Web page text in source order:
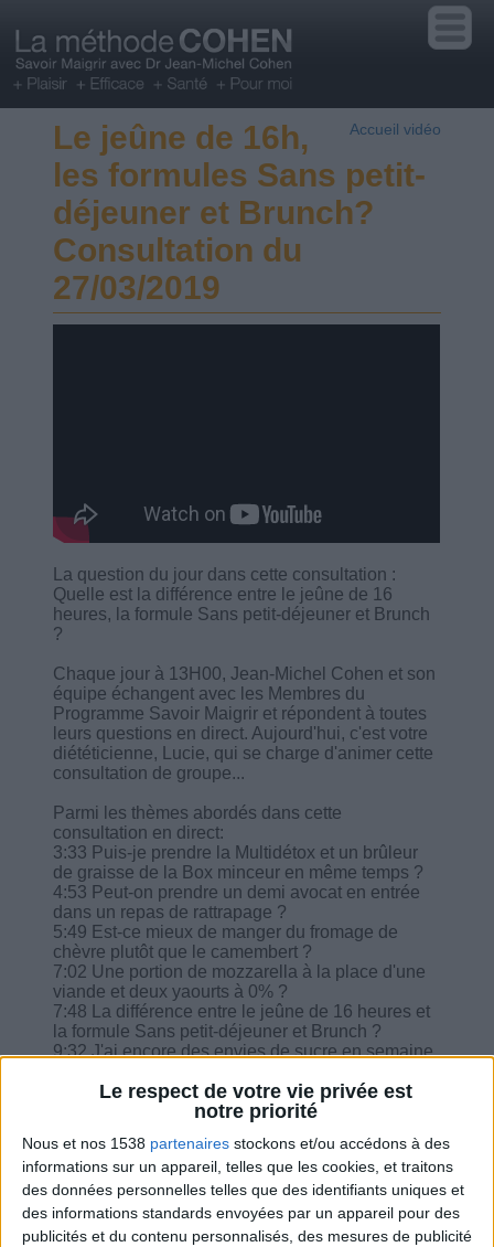
Le respect de votre vie privée est
notre priorité
Nous et nos 1538 partenaires stockons et/ou accédons à des
informations sur un appareil, telles que les cookies, et traitons
des données personnelles telles que des identifiants uniques et
des informations standards envoyées par un appareil pour des
publicités et du contenu personnalisés, des mesures de publicité
Accueil vidéo
Le jeûne de 16h,
les formules Sans petit-
déjeuner et Brunch?
Consultation du
27/03/2019
La question du jour dans cette consultation :
Quelle est la différence entre le jeûne de 16
heures, la formule Sans petit-déjeuner et Brunch
?
Chaque jour à 13H00, Jean-Michel Cohen et son
équipe échangent avec les Membres du
Programme Savoir Maigrir et répondent à toutes
leurs questions en direct. Aujourd'hui, c'est votre
diététicienne, Lucie, qui se charge d'animer cette
consultation de groupe...
Parmi les thèmes abordés dans cette
consultation en direct:
3:33 Puis-je prendre la Multidétox et un brûleur
de graisse de la Box minceur en même temps ?
4:53 Peut-on prendre un demi avocat en entrée
dans un repas de rattrapage ?
5:49 Est-ce mieux de manger du fromage de
chèvre plutôt que le camembert ?
7:02 Une portion de mozzarella à la place d'une
viande et deux yaourts à 0% ?
7:48 La différence entre le jeûne de 16 heures et
la formule Sans petit-déjeuner et Brunch ?
9:32 J'ai encore des envies de sucre en semaine
10:53 Ai-je droit à 2 ou 3 tranches de pain dans le
régime sans sucre ou presque ?
régime spécial colopathie ?
12:35 Un smoothie à la place d'une portion de
fruit ?
13:24 Je suis accro au pain et je craque souvent
sur ce produit, que faire ?